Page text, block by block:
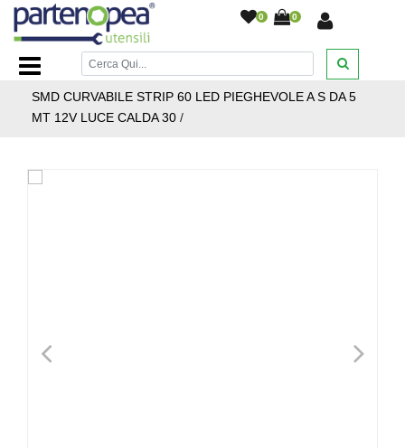
0 0
Home Page/ILLUMINAZIONE LED/STRISCIE LED
PROFILI ALLUMINIO ALIMENTATORI/STRISCIA LED
SMD CURVABILE STRIP 60 LED PIEGHEVOLE A S DA 5
MT 12V LUCE CALDA 30 /
< >